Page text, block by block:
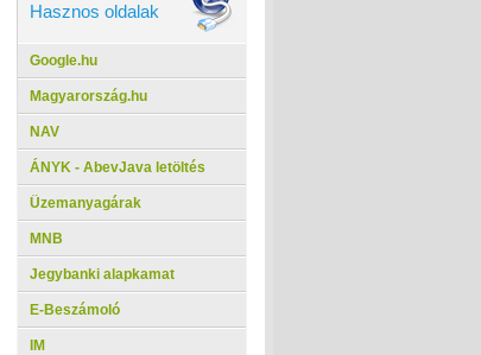
Hasznos oldalak
Google.hu
Magyarország.hu
NAV
ÁNYK - AbevJava letöltés
Üzemanyagárak
MNB
Jegybanki alapkamat
E-Beszámoló
IM